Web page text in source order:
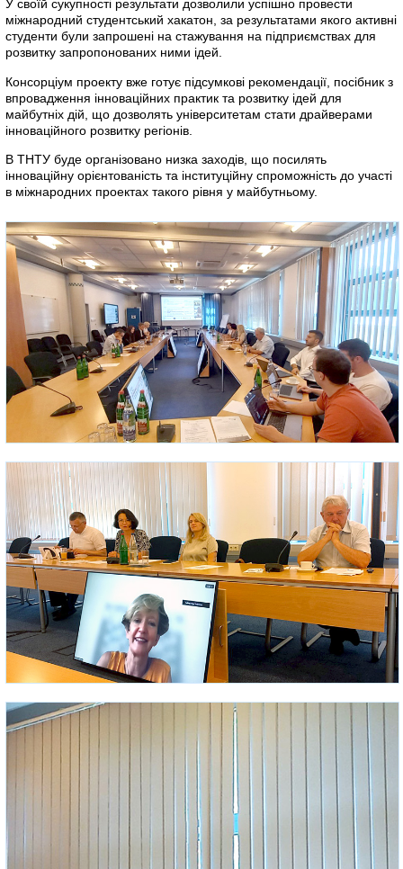
У своїй сукупності результати дозволили успішно провести
міжнародний студентський хакатон, за результатами якого активні
студенти були запрошені на стажування на підприємствах для
розвитку запропонованих ними ідей.
Консорціум проекту вже готує підсумкові рекомендації, посібник з
впровадження інноваційних практик та розвитку ідей для
майбутніх дій, що дозволять університетам стати драйверами
інноваційного розвитку регіонів.
В ТНТУ буде організовано низка заходів, що посилять
інноваційну орієнтованість та інституційну спроможність до участі
в міжнародних проектах такого рівня у майбутньому.